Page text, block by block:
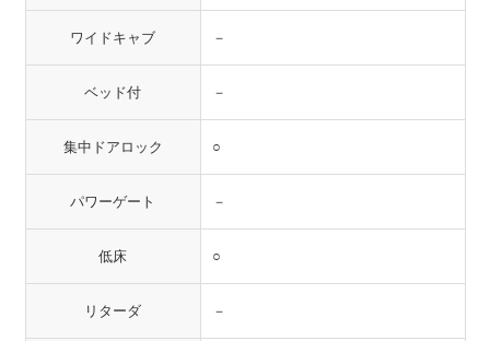
ワイドキャブ －
ベッド付 －
集中ドアロック ○
パワーゲート －
低床 ○
リターダ －